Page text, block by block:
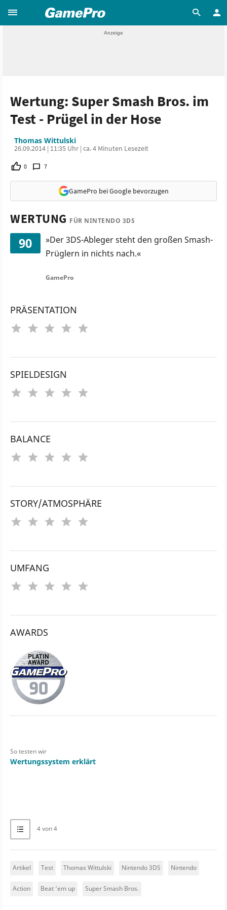
Wertung: Super Smash Bros. im
Test - Prügel in der Hose
Thomas Wittulski
26.09.2014 | 11:35 Uhr | ca. 4 Minuten Lesezeit
0 7
GamePro bei Google bevorzugen
WERTUNG FÜR NINTENDO 3DS
90
»Der 3DS-Ableger steht den großen Smash-
Prüglern in nichts nach.«
GamePro
PRÄSENTATION
SPIELDESIGN
BALANCE
STORY/ATMOSPHÄRE
UMFANG
AWARDS
So testen wir
Wertungssystem erklärt
4 von 4
Artikel Test Thomas Wittulski Nintendo 3DS Nintendo
Action Beat ’em up Super Smash Bros.